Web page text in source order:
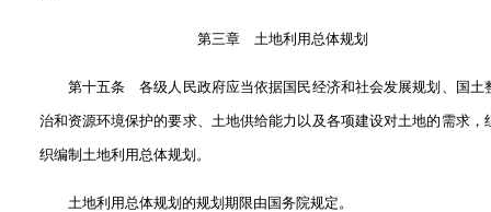
第三章 土地利用总体规划
第十五条 各级人民政府应当依据国民经济和社会发展规划、国土
治和资源环境保护的要求、土地供给能力以及各项建设对土地的需求，
织编制土地利用总体规划。
土地利用总体规划的规划期限由国务院规定。